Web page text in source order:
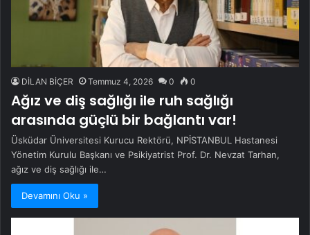
DİLAN BİÇER Temmuz 4, 2026 0 0
Ağız ve diş sağlığı ile ruh sağlığı
arasında güçlü bir bağlantı var!
Üsküdar Üniversitesi Kurucu Rektörü, NPİSTANBUL Hastanesi
Yönetim Kurulu Başkanı ve Psikiyatrist Prof. Dr. Nevzat Tarhan,
ağız ve diş sağlığı ile…
Devamını Oku »